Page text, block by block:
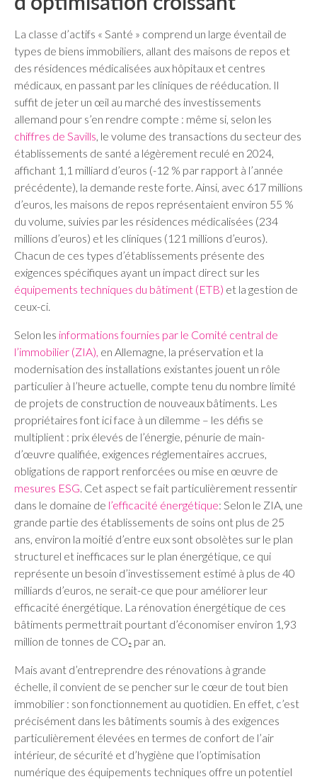
La classe d’actifs « Santé » comprend un large éventail de
types de biens immobiliers, allant des maisons de repos et
des résidences médicalisées aux hôpitaux et centres
médicaux, en passant par les cliniques de rééducation. Il
suffit de jeter un œil au marché des investissements
allemand pour s’en rendre compte : même si, selon les
chiffres de Savills, le volume des transactions du secteur des
établissements de santé a légèrement reculé en 2024,
affichant 1,1 milliard d’euros (-12 % par rapport à l’année
précédente), la demande reste forte. Ainsi, avec 617 millions
d’euros, les maisons de repos représentaient environ 55 %
du volume, suivies par les résidences médicalisées (234
millions d’euros) et les cliniques (121 millions d’euros).
Chacun de ces types d’établissements présente des
exigences spécifiques ayant un impact direct sur les
équipements techniques du bâtiment (ETB) et la gestion de
ceux-ci.
Selon les informations fournies par le Comité central de
l’immobilier (ZIA), en Allemagne, la préservation et la
modernisation des installations existantes jouent un rôle
particulier à l’heure actuelle, compte tenu du nombre limité
de projets de construction de nouveaux bâtiments. Les
propriétaires font ici face à un dilemme – les défis se
multiplient : prix élevés de l’énergie, pénurie de main-
d’œuvre qualifiée, exigences réglementaires accrues,
obligations de rapport renforcées ou mise en œuvre de
mesures ESG. Cet aspect se fait particulièrement ressentir
dans le domaine de l’efficacité énergétique: Selon le ZIA, une
grande partie des établissements de soins ont plus de 25
ans, environ la moitié d’entre eux sont obsolètes sur le plan
structurel et inefficaces sur le plan énergétique, ce qui
représente un besoin d’investissement estimé à plus de 40
milliards d’euros, ne serait-ce que pour améliorer leur
efficacité énergétique. La rénovation énergétique de ces
bâtiments permettrait pourtant d’économiser environ 1,93
million de tonnes de CO₂ par an.
Mais avant d’entreprendre des rénovations à grande
échelle, il convient de se pencher sur le cœur de tout bien
immobilier : son fonctionnement au quotidien. En effet, c’est
précisément dans les bâtiments soumis à des exigences
particulièrement élevées en termes de confort de l’air
intérieur, de sécurité et d’hygiène que l’optimisation
numérique des équipements techniques offre un potentiel